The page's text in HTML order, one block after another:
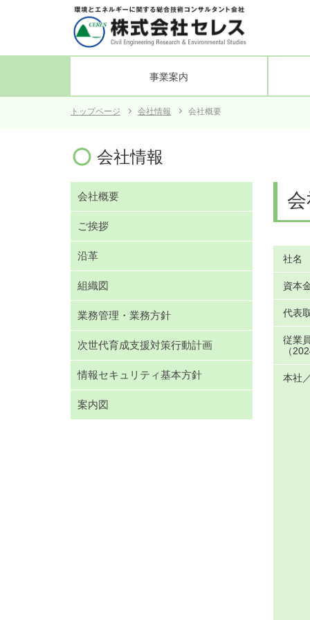
事業案内
電力土木 発電所施設の健全性の研究支援
会社概要 沿革 組織図
トップページ 会社情報 会社概要
会社情報
社名
資本
代表
従業
（
本社
会社概要
ご挨拶
沿革
組織図
業務管理・業務方針
次世代育成支援対策行動計画
情報セキュリティ基本方針
案内図